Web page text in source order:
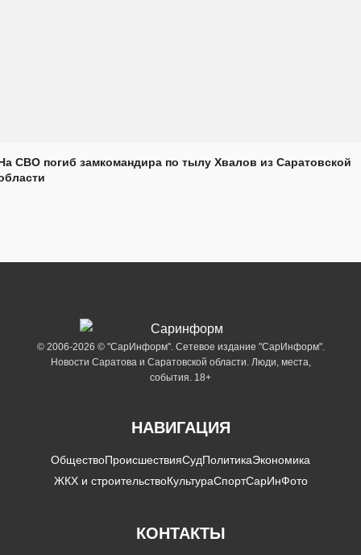
СВО погиб замкомандира по тылу Хвалов из Саратовской
© 2006-2026 © "СарИнформ". Сетевое издание "СарИнформ".
Новости Саратова и Саратовской области. Люди, места,
события. 18+
НАВИГАЦИЯ
ОбществоПроисшествияСудПолитикаЭкономика
ЖКХ и строительствоКультураСпортСарИнФото
КОНТАКТЫ